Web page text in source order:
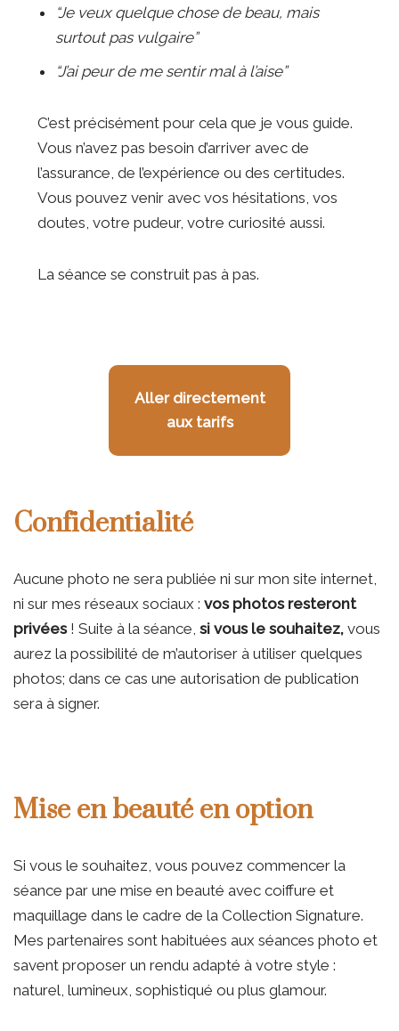
“Je veux quelque chose de beau, mais
surtout pas vulgaire”
“J’ai peur de me sentir mal à l’aise”
C’est précisément pour cela que je vous guide.
Vous n’avez pas besoin d’arriver avec de
l’assurance, de l’expérience ou des certitudes.
Vous pouvez venir avec vos hésitations, vos
doutes, votre pudeur, votre curiosité aussi.
La séance se construit pas à pas.
Aller directement
aux tarifs
Confidentialité
Aucune photo ne sera publiée ni sur mon site internet,
ni sur mes réseaux sociaux : vos photos resteront
privées! Suite à la séance, si vous le souhaitez, vous
aurez la possibilité de m’autoriser à utiliser quelques
photos; dans ce cas une autorisation de publication
sera à signer.
Mise en beauté en option
Si vous le souhaitez, vous pouvez commencer la
séance par une mise en beauté avec coiffure et
maquillage dans le cadre de la Collection Signature.
Mes partenaires sont habituées aux séances photo et
savent proposer un rendu adapté à votre style :
naturel, lumineux, sophistiqué ou plus glamour.